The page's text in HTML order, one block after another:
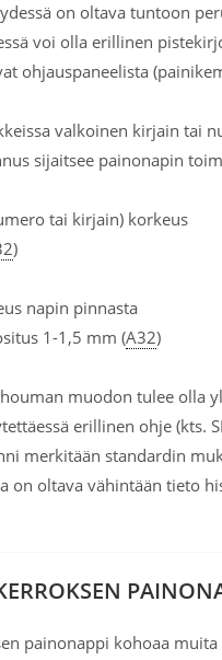
on oltava tuntoon
voi olla erillinen
ohjauspaneelista
valkoinen kirjain tai
sijaitsee painonapin
tai kirjain) korkeus
)
napin pinnasta
1-1,5 mm (A32)
muodon tulee olla
erillinen ohje (kts.
merkitään standardin
on oltava vähintään tieto
painonappi kohoaa